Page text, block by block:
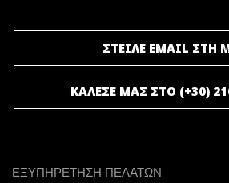
ΣΤΕΙΛΕ EMAIL ΣΤΗ
ΚΑΛΕΣΕ ΜΑΣ ΣΤΟ (+30)
ΕΞΥΠΗΡΕΤΗΣΗ ΠΕΛΑΤΩΝ